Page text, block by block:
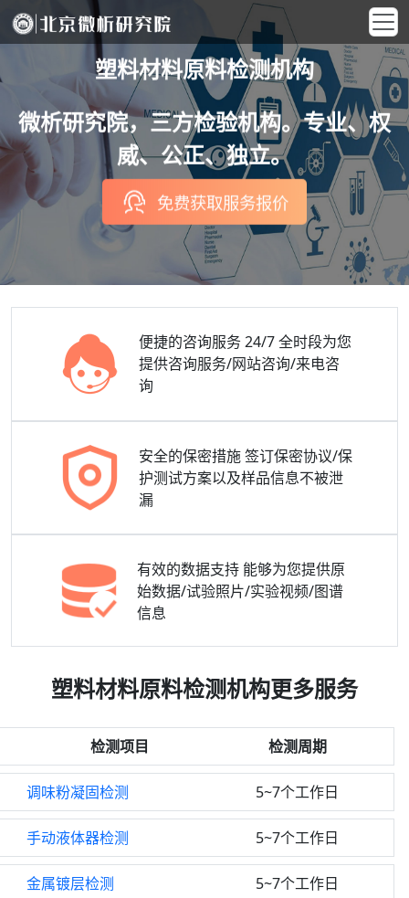
塑料材料原料检测机构
微析研究院，三方检验机构。专业、权
威、公正、独立。
免费获取服务报价
便捷的咨询服务24/7 全时段为您
提供咨询服务/网站咨询/来电咨
询
安全的保密措施 签订保密协议/保
护测试方案以及样品信息不被泄
漏
有效的数据支持 能够为您提供原
始数据/试验照片/实验视频/图谱
信息
塑料材料原料检测机构更多服务
检测项目 检测周期
调味粉凝固检测 5~7个工作日
手动液体器检测 5~7个工作日
金属镀层检测 5~7个工作日